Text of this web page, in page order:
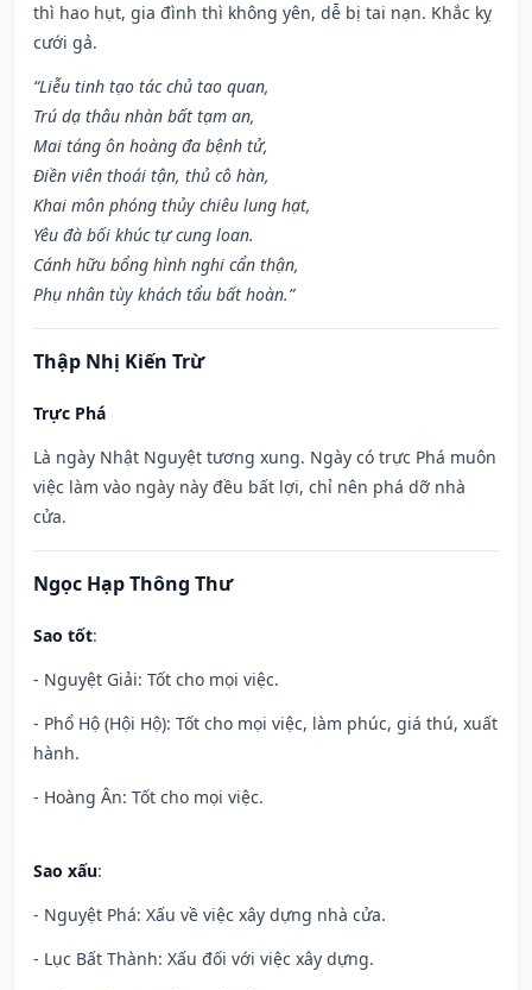
thì hao hụt, gia đình thì không yên, dễ bị tai nạn. Khắc kỵ
cưới gả.
“Liễu tinh tạo tác chủ tao quan,
Trú dạ thâu nhàn bất tạm an,
Mai táng ôn hoàng đa bệnh tử,
Điền viên thoái tận, thủ cô hàn,
Khai môn phóng thủy chiêu lung hạt,
Yêu đà bối khúc tự cung loan.
Cánh hữu bổng hình nghi cẩn thận,
Phụ nhân tùy khách tẩu bất hoàn.”
Thập Nhị Kiến Trừ
Trực Phá
Là ngày Nhật Nguyệt tương xung. Ngày có trực Phá muôn
việc làm vào ngày này đều bất lợi, chỉ nên phá dỡ nhà
cửa.
Ngọc Hạp Thông Thư
Sao tốt:
- Nguyệt Giải: Tốt cho mọi việc.
- Phổ Hộ (Hội Hộ): Tốt cho mọi việc, làm phúc, giá thú, xuất
hành.
- Hoàng Ân: Tốt cho mọi việc.
Sao xấu:
- Nguyệt Phá: Xấu về việc xây dựng nhà cửa.
- Lục Bất Thành: Xấu đối với việc xây dựng.